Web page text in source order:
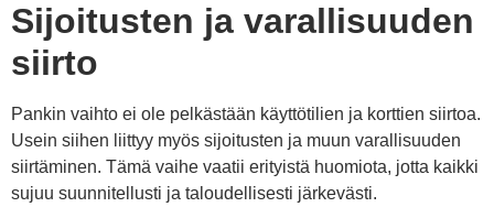
Sijoitusten ja varallisuuden
siirto
Pankin vaihto ei ole pelkästään käyttötilien ja korttien siirtoa.
Usein siihen liittyy myös sijoitusten ja muun varallisuuden
siirtäminen. Tämä vaihe vaatii erityistä huomiota, jotta kaikki
sujuu suunnitellusti ja taloudellisesti järkevästi.